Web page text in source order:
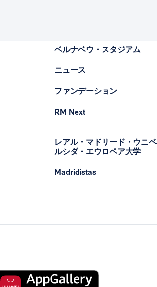
ベルナベウ・スタジアム
ニュース
ファンデーション
RM Next
レアル・マドリード・ウニベ
ルシダ・エウロペア大学
Madridistas